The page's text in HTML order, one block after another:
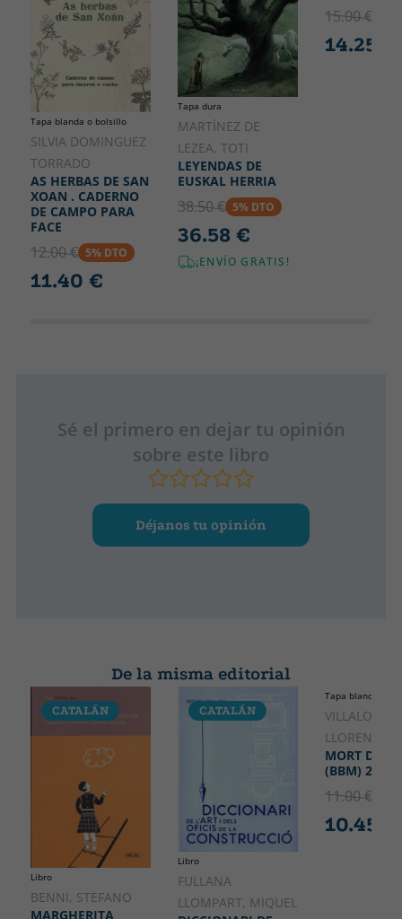
Tapa blanda o bolsillo
SILVIA DOMINGUEZ
TORRADO
AS HERBAS DE SAN
XOAN . CADERNO
DE CAMPO PARA
FACE
12.00 € 5% DTO
11.40 €
Tapa dura
MARTÍNEZ DE
LEZEA, TOTI
LEYENDAS DE
EUSKAL HERRIA
38.50 € 5% DTO
36.58 €
¡ENVÍO GRATIS!
15.00 €
14.25 €
Sé el primero en dejar tu opinión
sobre este libro
Déjanos tu opinión
De la misma editorial
CATALÁN
Libro
BENNI, STEFANO
MARGHERITA
CATALÁN
Libro
FULLANA
LLOMPART, MIQUEL
CATALÁN
Tapa blanda o
VILLALONGA,
LLORENÇ
MORT DE
(BBM) 2A
11.00 €
10.45 €